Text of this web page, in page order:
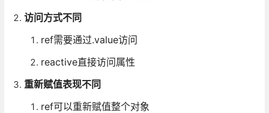
访问方式不同
ref需要通过.value访问
reactive直接访问属性
重新赋值表现不同
ref可以重新赋值整个对象